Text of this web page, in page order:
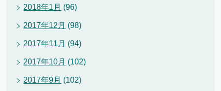
2018年1月 (96)
2017年12月 (98)
2017年11月 (94)
2017年10月 (102)
2017年9月 (102)